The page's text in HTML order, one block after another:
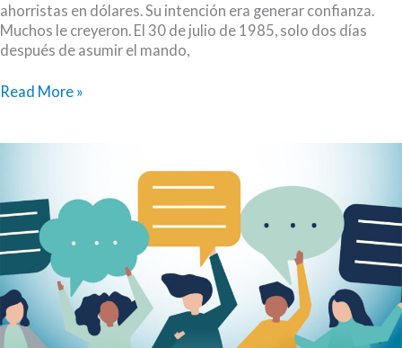
ahorristas en dólares. Su intención era generar confianza.
Muchos le creyeron. El 30 de julio de 1985, solo dos días
después de asumir el mando,
Ingenuidad
Read More »